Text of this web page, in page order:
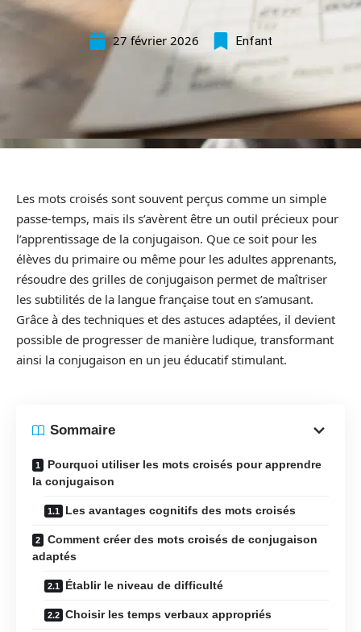
27 février 2026 Enfant
Les mots croisés sont souvent perçus comme un simple
passe-temps, mais ils s’avèrent être un outil précieux pour
l’apprentissage de la conjugaison. Que ce soit pour les
élèves du primaire ou même pour les adultes apprenants,
résoudre des grilles de conjugaison permet de maîtriser
les subtilités de la langue française tout en s’amusant.
Grâce à des techniques et des astuces adaptées, il devient
possible de progresser de manière ludique, transformant
ainsi la conjugaison en un jeu éducatif stimulant.
Sommaire
Pourquoi utiliser les mots croisés pour apprendre
la conjugaison
Les avantages cognitifs des mots croisés
Comment créer des mots croisés de conjugaison
adaptés
Établir le niveau de difficulté
Choisir les temps verbaux appropriés